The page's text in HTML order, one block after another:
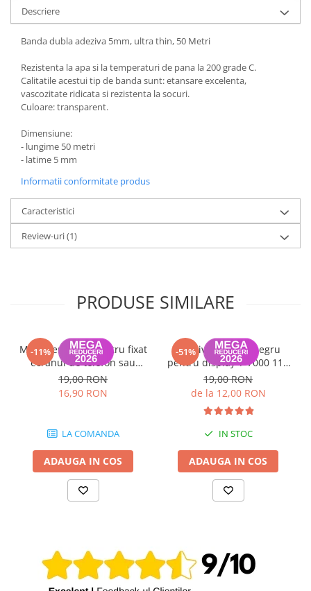
Housing iPhone
iPhone 6s
Descriere
Banda dubla adeziva 5mm, ultra thin, 50 Metri
Rezistenta la apa si la temperaturi de pana la 200 grade C.
Calitatile acestui tip de banda sunt: etansare excelenta,
vascozitate ridicata si rezistenta la socuri.
Culoare: transparent.
Dimensiune:
- lungime 50 metri
- latime 5 mm
Informatii conformitate produs
Caracteristici
Review-uri(1)
PRODUSE SIMILARE
-11%
Mini menghina pentru fixat
ecranul de telefon sau
tableta (1 bucata)
19,00 RON
16,90 RON
LA COMANDA
ADAUGA IN COS
-51%
Adeziv Zhanlida negru
pentru display T-7000 110
ml
19,00 RON
de la 12,00 RON
IN STOC
ADAUGA IN COS